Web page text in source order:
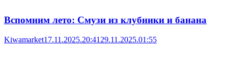
Вспомним лето: Смузи из клубники и банана
Kiwamarket17.11.2025.20:41 29.11.2025.01:55